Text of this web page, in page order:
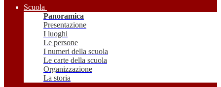
Scuola
Panoramica
Presentazione
I luoghi
Le persone
I numeri della scuola
Le carte della scuola
Organizzazione
La storia